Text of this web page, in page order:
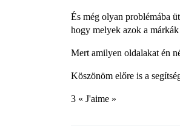
És még olyan problémába
hogy melyek azok a
Mert amilyen oldalakat én
Köszönöm előre is a
3 « J'aime »